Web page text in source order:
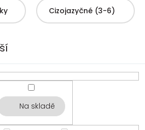
Cizojazyčné (3-6)
Na skladě